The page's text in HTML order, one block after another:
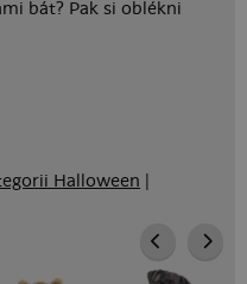
bát? Pak si oblékni
Halloween